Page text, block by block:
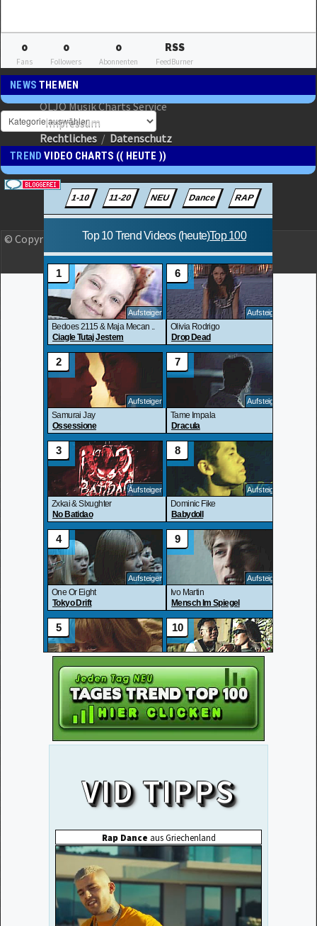
0
Fans
0
Followers
0
Abonnenten
RSS
FeedBurner
NEWSTHEMEN
TRENDVIDEO CHARTS (( HEUTE ))
OLJO Musik Charts Service
Impressum
Rechtliches / Datenschutz
© Copyright 2023 OLJO